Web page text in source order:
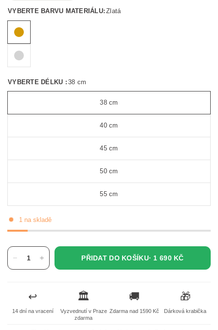
VYBERTE BARVU MATERIÁLU: Zlatá
VYBERTE DÉLKU : 38 cm
38 cm
40 cm
45 cm
50 cm
55 cm
1 na skladě
PŘIDAT DO KOŠÍKU· 1 690 KČ
↩️
14 dní na vracení
🏛️
Vyzvednutí v Praze
zdarma
🚚
Zdarma nad 1590 Kč
🎁
Dárková krabička